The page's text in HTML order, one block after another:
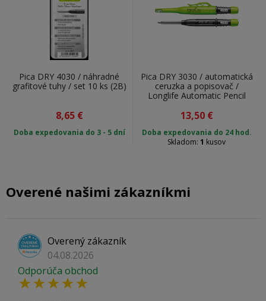
Pica DRY 4030 / náhradné
grafitové tuhy / set 10 ks (2B)
8,65 €
Doba expedovania do 3 - 5 dní
Pica DRY 3030 / automatická
ceruzka a popisovač /
Longlife Automatic Pencil
13,50 €
Doba expedovania do 24 hod.
Skladom: 1 kusov
Overené našimi zákazníkmi
Overený zákazník
04.08.2026
Odporúča obchod